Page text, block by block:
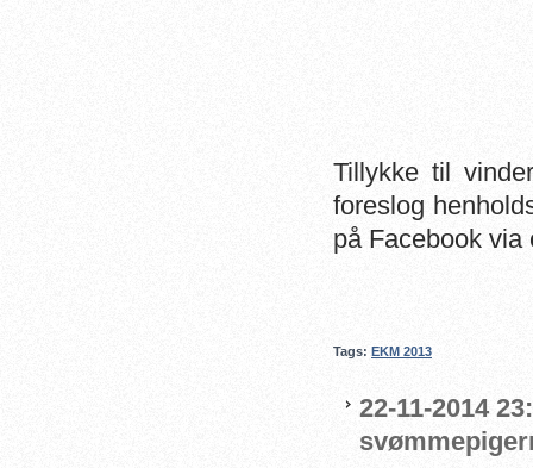
Tillykke til
foreslog
på Facebook via
Tags: EKM 2013
22-11-2014